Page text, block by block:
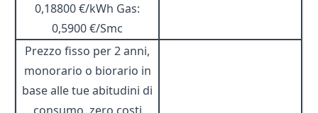
0,18800 €/kWh Gas:
0,5900 €/Smc
Prezzo fisso per 2 anni,
monorario o biorario in
base alle tue abitudini di